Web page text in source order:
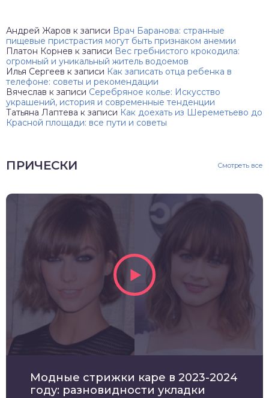
Андрей Жаров к записи Врач Баранова: странные
пищевые пристрастия могут быть признаком анемии
Платон Корнев к записи Вес гребнистого крокодила:
огромный и уникальный житель водоемов
Илья Сергеев к записи Как записать отца ребенка в
телефоне: советы и рекомендации
Вячеслав к записи Серебряное колье: Искусство
украшений, история и современные тенденции
Татьяна Лаптева к записи Как доехать из Шереметьево до
Красной площади: все пути и советы
ПРИЧЕСКИ Смотреть все
Модные стрижки каре в 2023-2024
году: разновидности укладки